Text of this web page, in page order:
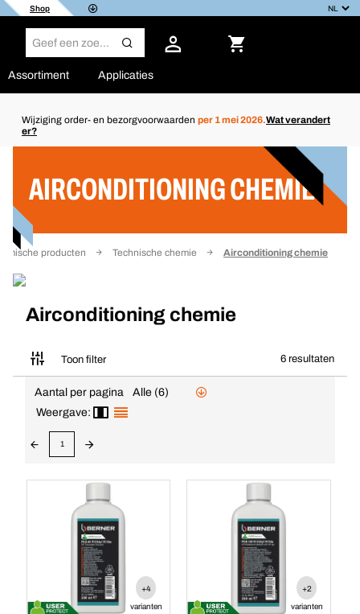
Shop
Assortiment Applicaties
Wijziging order- en bezorgvoorwaarden per 1 mei 2026.Wat verandert
er?
AIRCONDITIONING CHEMIE
producten Technische chemie Airconditioning chemie
Airconditioning chemie
Toon filter 6 resultaten
Aantal per pagina
Alle (6)
Weergave:
1
+4
varianten
+2
varianten